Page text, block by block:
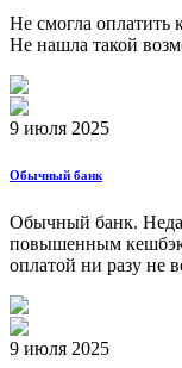
Не смогла оплатить
Не нашла такой
9 июля 2025
Обычный банк
Обычный банк.
повышенным
оплатой ни разу не
9 июля 2025